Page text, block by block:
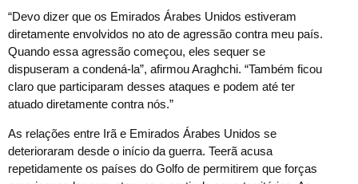
“Devo dizer que os Emirados Árabes Unidos estiveram
diretamente envolvidos no ato de agressão contra meu país.
Quando essa agressão começou, eles sequer se
dispuseram a condená-la”, afirmou Araghchi. “Também ficou
claro que participaram desses ataques e podem até ter
atuado diretamente contra nós.”
As relações entre Irã e Emirados Árabes Unidos se
deterioraram desde o início da guerra. Teerã acusa
repetidamente os países do Golfo de permitirem que forças